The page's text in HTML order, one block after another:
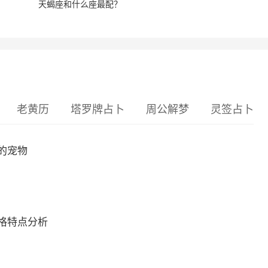
天蝎座和什么座最配？
老黄历 塔罗牌占卜 周公解梦 灵签占卜
宠物
特点分析